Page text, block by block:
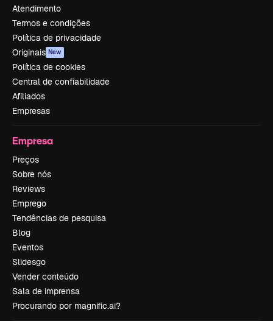
Atendimento
Termos e condições
Política de privacidade
Originais New
Política de cookies
Central de confiabilidade
Afiliados
Empresas
Empresa
Preços
Sobre nós
Reviews
Emprego
Tendências de pesquisa
Blog
Eventos
Slidesgo
Vender conteúdo
Sala de imprensa
Procurando por magnific.ai?